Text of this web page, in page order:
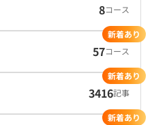
8コース
57コース
新着あり
3416記事
新着あり
新着あり